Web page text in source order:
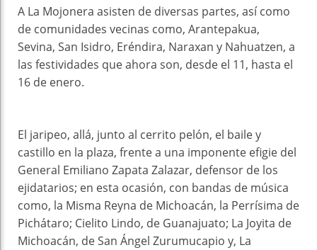
A La Mojonera asisten de diversas partes, así como
de comunidades vecinas como, Arantepakua,
Sevina, San Isidro, Eréndira, Naraxan y Nahuatzen, a
las festividades que ahora son, desde el 11, hasta el
16 de enero.
El jaripeo, allá, junto al cerrito pelón, el baile y
castillo en la plaza, frente a una imponente efigie del
General Emiliano Zapata Zalazar, defensor de los
ejidatarios; en esta ocasión, con bandas de música
como, la Misma Reyna de Michoacán, la Perrísima de
Pichátaro; Cielito Lindo, de Guanajuato; La Joyita de
Michoacán, de San Ángel Zurumucapio y, La